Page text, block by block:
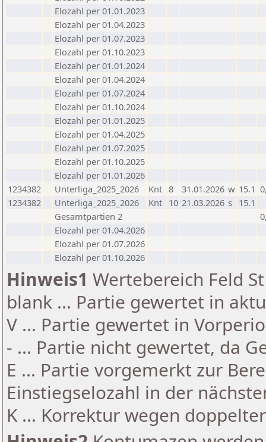
Elozahl per 01.01.2023
Elozahl per 01.04.2023
Elozahl per 01.07.2023
Elozahl per 01.10.2023
Elozahl per 01.01.2024
Elozahl per 01.04.2024
Elozahl per 01.07.2024
Elozahl per 01.10.2024
Elozahl per 01.01.2025
Elozahl per 01.04.2025
Elozahl per 01.07.2025
Elozahl per 01.10.2025
Elozahl per 01.01.2026
1234382
Unterliga_2025_2026 Knt 8 31.01.2026 w 15.1
1234382
Unterliga_2025_2026 Knt 10 21.03.2026 s 15.1
Gesamtpartien 2
Elozahl per 01.04.2026
Elozahl per 01.07.2026
Elozahl per 01.10.2026
Hinweis1 Wertebereich Feld
blank ... Partie gewertet in
V ... Partie gewertet in
- ... Partie nicht gewertet, da
E ... Partie vorgemerkt zur
Einstiegselozahl in der
K ... Korrektur wegen